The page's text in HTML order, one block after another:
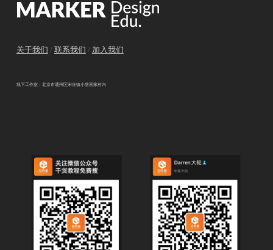
关于我们 / 联系我们 / 加入我们
线下工作室：北京市通州区宋庄镇小堡画家村内